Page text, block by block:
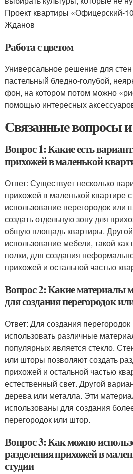
Проект квартиры «Офицерский-
Жданов
Работа с цветом
Универсальное решение для
пастельный бледно-голубой,
фон, на котором потом можно
помощью интересных
Связанные вопросы
Вопрос 1: Какие есть
прихожей в маленькой
Ответ: Существует несколько
прихожей в маленькой квартире
использование перегородок или
создать отдельную зону для
общую площадь квартиры.
использование мебели, такой
полки, для создания
прихожей и остальной частью
Вопрос 2: Какие материалы
для создания перегородок
Ответ: Для создания
использовать различные
популярных является стекло.
или шторы позволяют создать
прихожей и остальной частью
естественный свет. Другой
дерева или металла. Эти
использованы для создания
перегородок или штор.
Вопрос 3: Как можно
разделения прихожей в
студии